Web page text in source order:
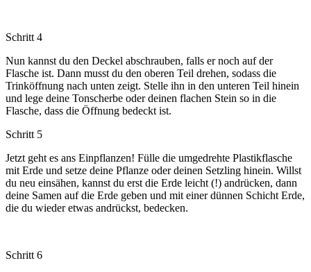
Schritt 4
Nun kannst du den Deckel abschrauben, falls er noch auf der
Flasche ist. Dann musst du den oberen Teil drehen, sodass die
Trinköffnung nach unten zeigt. Stelle ihn in den unteren Teil hinein
und lege deine Tonscherbe oder deinen flachen Stein so in die
Flasche, dass die Öffnung bedeckt ist.
Schritt 5
Jetzt geht es ans Einpflanzen! Fülle die umgedrehte Plastikflasche
mit Erde und setze deine Pflanze oder deinen Setzling hinein. Willst
du neu einsähen, kannst du erst die Erde leicht (!) andrücken, dann
deine Samen auf die Erde geben und mit einer dünnen Schicht Erde,
die du wieder etwas andrückst, bedecken.
Schritt 6